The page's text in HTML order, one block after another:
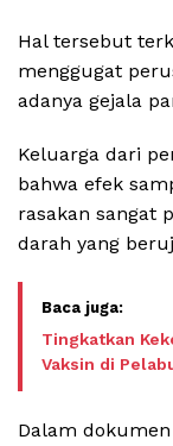
Hal tersebut
menggugat
adanya gejala
Keluarga dari
bahwa efek
rasakan sangat
darah yang
Tingkatkan
Vaksin di
Dalam